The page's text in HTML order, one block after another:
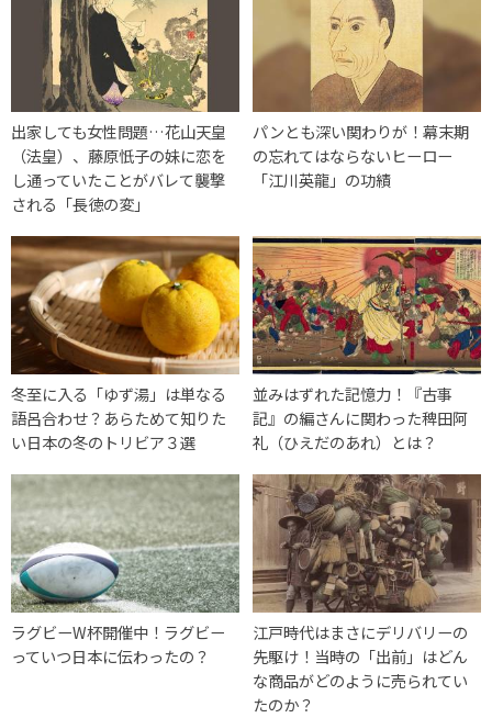
出家しても女性問題…花山天皇
（法皇）、藤原忯子の妹に恋を
し通っていたことがバレて襲撃
される「長徳の変」
パンとも深い関わりが！幕末期
の忘れてはならないヒーロー
「江川英龍」の功績
冬至に入る「ゆず湯」は単なる
語呂合わせ？あらためて知りた
い日本の冬のトリビア３選
並みはずれた記憶力！『古事
記』の編さんに関わった稗田阿
礼（ひえだのあれ）とは？
ラグビーW杯開催中！ラグビー
っていつ日本に伝わったの？
江戸時代はまさにデリバリーの
先駆け！当時の「出前」はどん
な商品がどのように売られてい
たのか？